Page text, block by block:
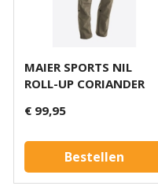
MAIER SPORTS NIL
ROLL-UP CORIANDER
€ 99,95
Bestellen